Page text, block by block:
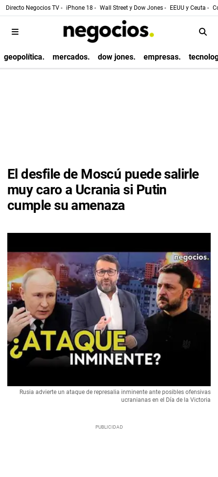
Directo Negocios TV - iPhone 18 - Wall Street y Dow Jones - EEUU y Ceuta -
geopolítica. mercados. dow jones. empresas.
El desfile de Moscú puede salirle
muy caro a Ucrania si Putin
cumple su amenaza
Rusia advierte un ataque de represalia inminente ante posibles ofensivas
ucranianas en el Día de la Victoria